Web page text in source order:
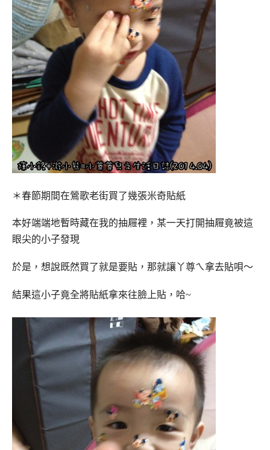
＊春節期間在鶯歌老街買了幾張米奇貼紙
本好端端地暫時藏在我的抽屜裡，某一天打開抽屜竟被這
眼尖的小子發現
於是，想說既然買了就是要貼，那就讓丫尊ㄟ拿去貼唄～
結果這小子竟全將貼紙拿來往臉上貼，哈~